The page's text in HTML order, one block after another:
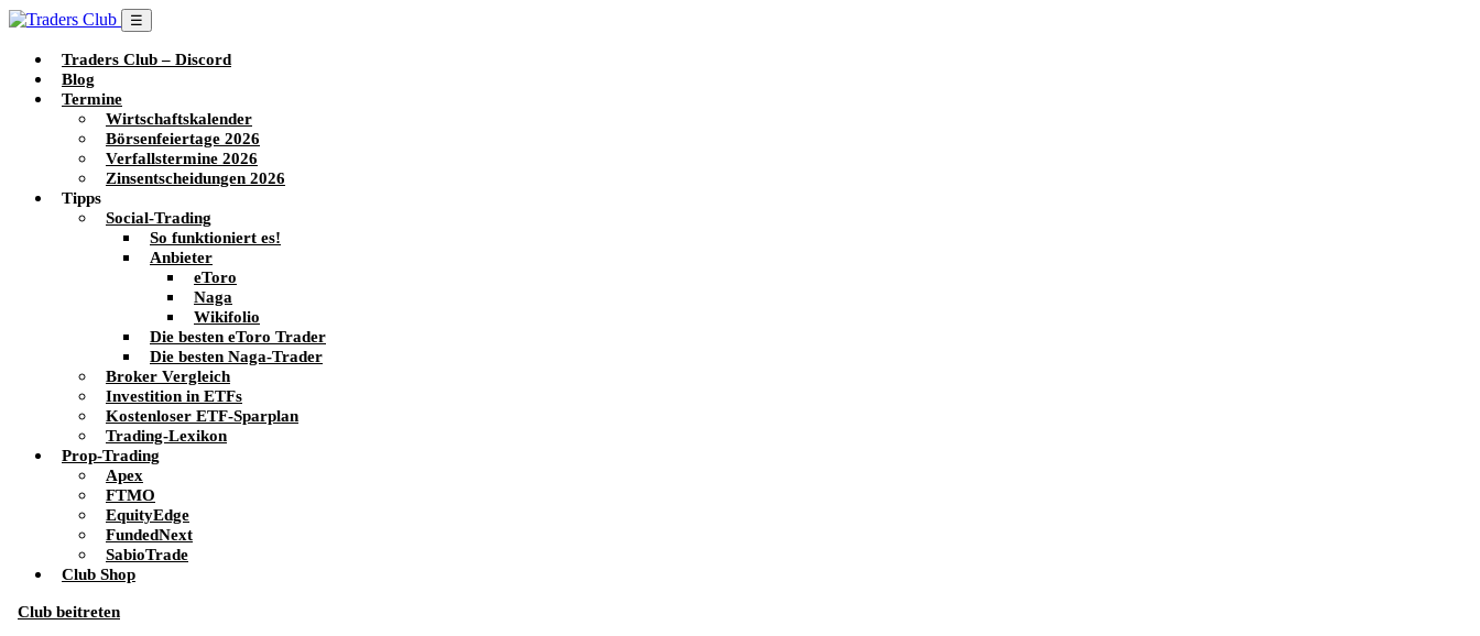
☰
Traders Club – Discord
Blog
Termine
Wirtschaftskalender
Börsenfeiertage 2026
Verfallstermine 2026
Zinsentscheidungen 2026
Tipps
Social-Trading
So funktioniert es!
Anbieter
eToro
Naga
Wikifolio
Die besten eToro Trader
Die besten Naga-Trader
Broker Vergleich
Investition in ETFs
Kostenloser ETF-Sparplan
Trading-Lexikon
Prop-Trading
Apex
FTMO
EquityEdge
FundedNext
SabioTrade
Club Shop
Club beitreten